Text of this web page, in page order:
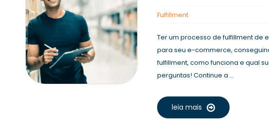
Fulfillment
Ter um processo de fulfillment de
para seu e-commerce,
fulfillment, como funciona e qual
perguntas! Continue a ...
leia mais